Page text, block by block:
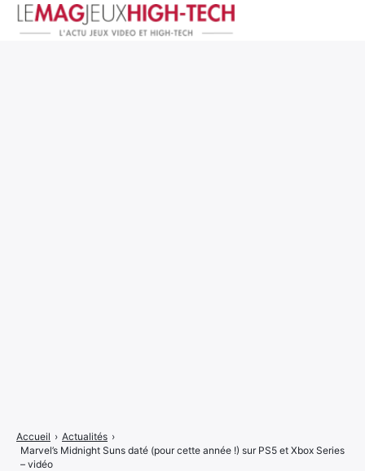
Accueil › Actualités ›
Marvel’s Midnight Suns daté (pour cette année !) sur PS5 et Xbox Series
– vidéo